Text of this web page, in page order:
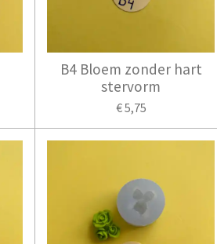
B4 Bloem zonder hart
stervorm
€ 5,75